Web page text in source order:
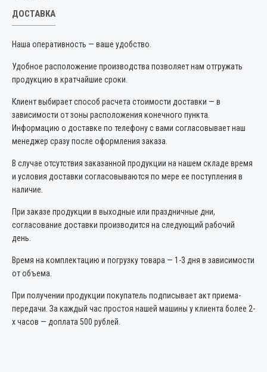
ДОСТАВКА
Наша оперативность — ваше удобство.
Удобное расположение производства позволяет нам отгружать
продукцию в кратчайшие сроки.
Клиент выбирает способ расчета стоимости доставки — в
зависимости от зоны расположения конечного пункта.
Информацию о доставке по телефону с вами согласовывает наш
менеджер сразу после оформления заказа.
В случае отсутствия заказанной продукции на нашем складе время
и условия доставки согласовываются по мере ее поступления в
наличие.
При заказе продукции в выходные или праздничные дни,
согласование доставки производится на следующий рабочий
день.
Время на комплектацию и погрузку товара — 1-3 дня в зависимости
от объема.
При получении продукции покупатель подписывает акт приема-
передачи. За каждый час простоя нашей машины у клиента более 2-
х часов — доплата 500 рублей.